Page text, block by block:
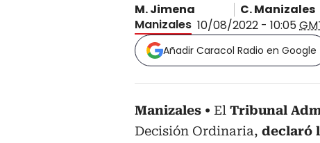
M. Jimena
C. Manizales
Manizales 10/08/2022 - 10:05
Añadir Caracol Radio en Google
Manizales El Tribunal
Decisión Ordinaria, declaró